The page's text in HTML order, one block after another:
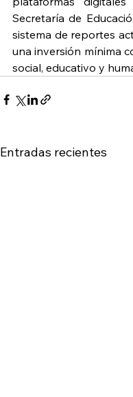
Secretaría de
sistema de reportes
una inversión mínima
social, educativo y
Entradas recientes